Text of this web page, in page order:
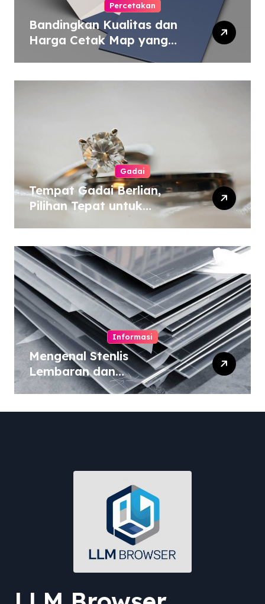
Percetakan
Bandingkan Kualitas dan
Harga Cetak Map yang
Murah atau Mahal
Gadai
Tempat Gadai Berlian,
Pilihan Tepat untuk
Informasi
Mengenal Stenlis
Lembaran dan
Komposisinya